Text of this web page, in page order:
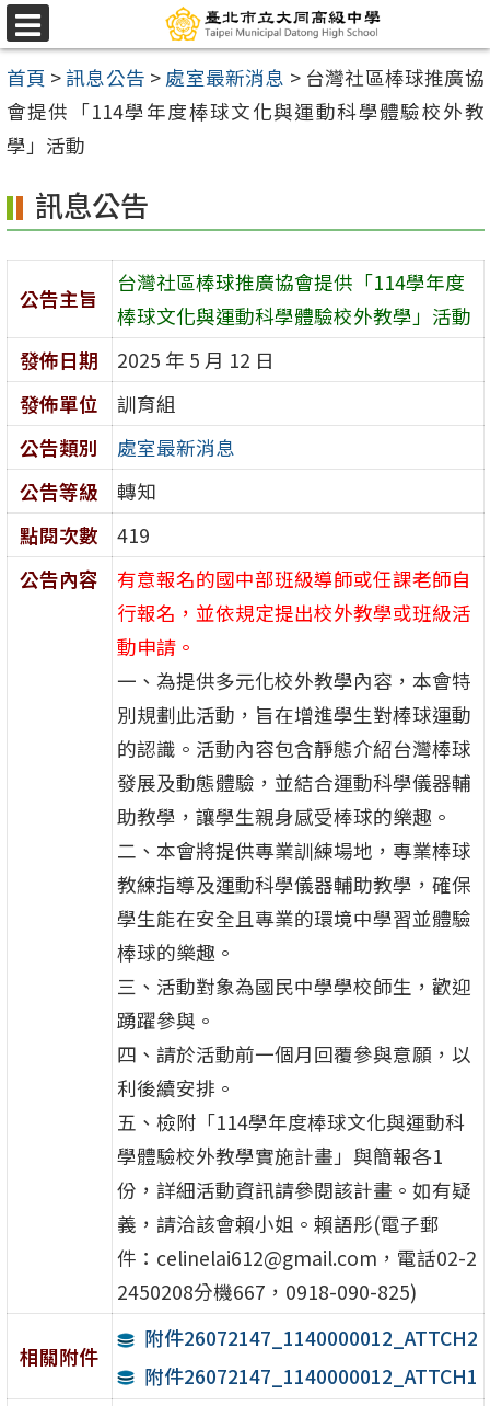
跳
至
主
要
內
區
選
單
首頁 >訊息公告 > 處室最新消息 > 台灣社區棒球推廣協
會提供「114學年度棒球文化與運動科學體驗校外教
學」活動
訊息公告
公告主旨
台灣社區棒球推廣協會提供「114學年度
棒球文化與運動科學體驗校外教學」活動
發佈日期
2025 年 5 月 12 日
發佈單位
訓育組
公告類別
處室最新消息
公告等級
轉知
點閱次數
419
公告內容
有意報名的國中部班級導師或任課老師自
行報名，並依規定提出校外教學或班級活
動申請。
一、為提供多元化校外教學內容，本會特
別規劃此活動，旨在增進學生對棒球運動
的認識。活動內容包含靜態介紹台灣棒球
發展及動態體驗，並結合運動科學儀器輔
助教學，讓學生親身感受棒球的樂趣。
二、本會將提供專業訓練場地，專業棒球
教練指導及運動科學儀器輔助教學，確保
學生能在安全且專業的環境中學習並體驗
棒球的樂趣。
三、活動對象為國民中學學校師生，歡迎
踴躍參與。
四、請於活動前一個月回覆參與意願，以
利後續安排。
五、檢附「114學年度棒球文化與運動科
學體驗校外教學實施計畫」與簡報各1
份，詳細活動資訊請參閱該計畫。如有疑
義，請洽該會賴小姐。賴語彤(電子郵
件：celinelai612@gmail.com，電話02-2
2450208分機667，0918-090-825)
相關附件
附件26072147_1140000012_ATTCH2
附件26072147_1140000012_ATTCH1